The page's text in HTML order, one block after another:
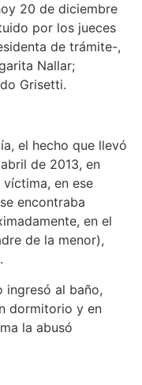
20 de diciembre
por los jueces
de trámite-,
Nallar;
Grisetti.
el hecho que llevó
de 2013, en
en ese
encontraba
en el
de la menor),
ingresó al baño,
dormitorio y en
la abusó